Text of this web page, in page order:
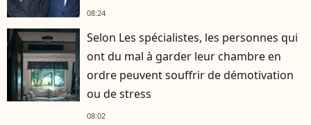
08:24
Selon Les spécialistes, les personnes qui
ont du mal à garder leur chambre en
ordre peuvent souffrir de démotivation
ou de stress
08:02